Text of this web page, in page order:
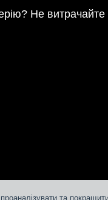
та
Не витрачайте